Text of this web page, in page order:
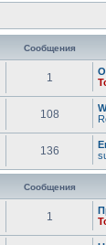
Сообщения
1
108
136
Сообщения
1